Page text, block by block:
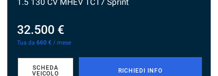
32.500 €
Tua da 660 € / mese
SCHEDA
VEICOLO
RICHIEDI INFO
ottenere
informazioni
sull'utilità
sul
funzionamento